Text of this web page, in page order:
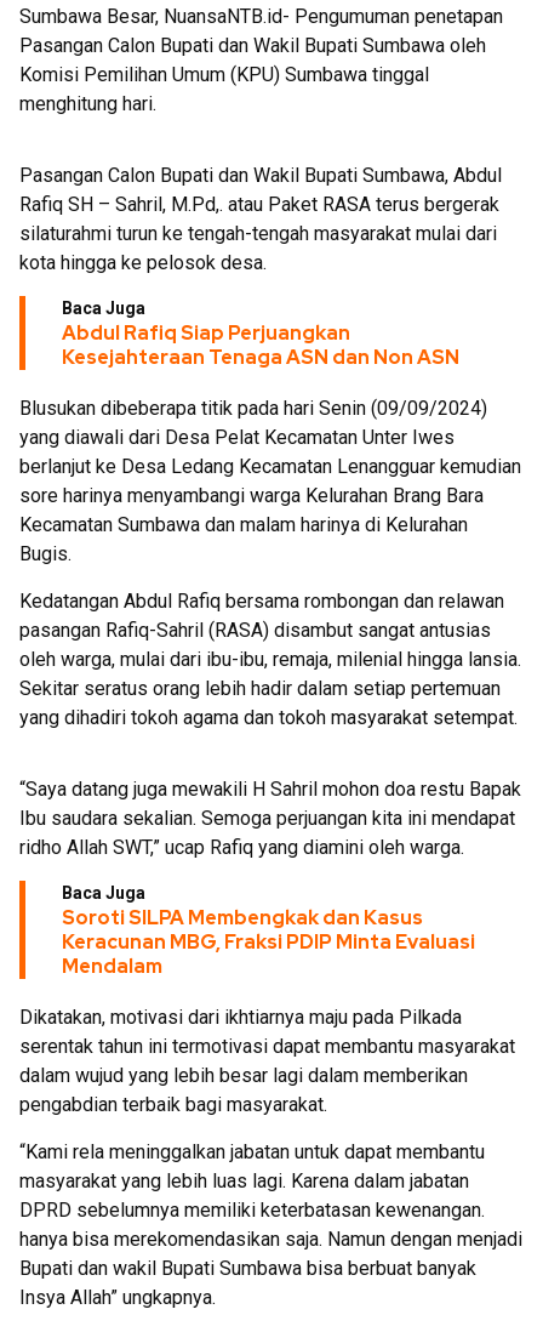
Launching Aplikasi Kre Alang
Sumbawa Besar, NuansaNTB.id- Pengumuman penetapan
Pasangan Calon Bupati dan Wakil Bupati Sumbawa oleh
Komisi Pemilihan Umum (KPU) Sumbawa tinggal
menghitung hari.
Pasangan Calon Bupati dan Wakil Bupati Sumbawa, Abdul
Rafiq SH – Sahril, M.Pd,. atau Paket RASA terus bergerak
silaturahmi turun ke tengah-tengah masyarakat mulai dari
kota hingga ke pelosok desa.
Baca Juga
Abdul Rafiq Siap Perjuangkan
Kesejahteraan Tenaga ASN dan Non ASN
Blusukan dibeberapa titik pada hari Senin (09/09/2024)
yang diawali dari Desa Pelat Kecamatan Unter Iwes
berlanjut ke Desa Ledang Kecamatan Lenangguar kemudian
sore harinya menyambangi warga Kelurahan Brang Bara
Kecamatan Sumbawa dan malam harinya di Kelurahan
Bugis.
Kedatangan Abdul Rafiq bersama rombongan dan relawan
pasangan Rafiq-Sahril (RASA) disambut sangat antusias
oleh warga, mulai dari ibu-ibu, remaja, milenial hingga lansia.
Sekitar seratus orang lebih hadir dalam setiap pertemuan
yang dihadiri tokoh agama dan tokoh masyarakat setempat.
“Saya datang juga mewakili H Sahril mohon doa restu Bapak
Ibu saudara sekalian. Semoga perjuangan kita ini mendapat
ridho Allah SWT,” ucap Rafiq yang diamini oleh warga.
Baca Juga
Soroti SILPA Membengkak dan Kasus
Keracunan MBG, Fraksi PDIP Minta Evaluasi
Mendalam
Dikatakan, motivasi dari ikhtiarnya maju pada Pilkada
serentak tahun ini termotivasi dapat membantu masyarakat
dalam wujud yang lebih besar lagi dalam memberikan
pengabdian terbaik bagi masyarakat.
“Kami rela meninggalkan jabatan untuk dapat membantu
masyarakat yang lebih luas lagi. Karena dalam jabatan
DPRD sebelumnya memiliki keterbatasan kewenangan.
hanya bisa merekomendasikan saja. Namun dengan menjadi
Bupati dan wakil Bupati Sumbawa bisa berbuat banyak
Insya Allah” ungkapnya.